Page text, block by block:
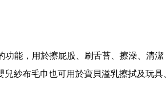
能， 用於擦屁股、刷舌苔、擦澡、清潔
兒紗布毛巾也可用於寶貝溢乳擦拭及玩具、